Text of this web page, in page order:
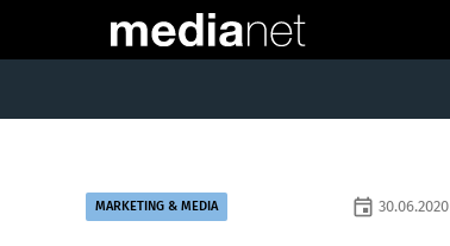
MARKETING & MEDIA event 30.06.2020